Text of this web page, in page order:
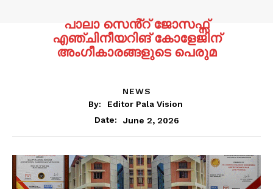
പാലാ സെൻ്റ് ജോസഫ്സ്
എഞ്ചിനീയറിങ് കോളേജിന്
അംഗീകാരങ്ങളുടെ പെരുമ
NEWS
By:
Editor Pala Vision
Date:
June 2, 2026